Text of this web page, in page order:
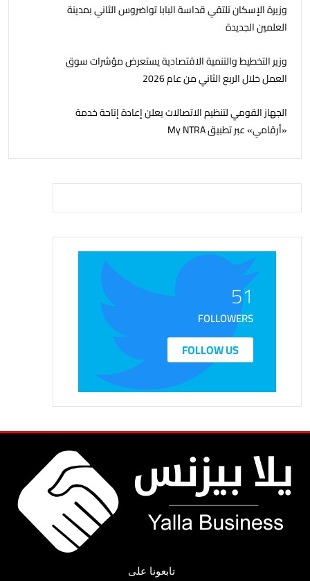
وزيرة الإسكان تلتقي قداسة البابا تواضروس الثاني بمدينة
العلمين الجديدة
وزير التخطيط والتنمية الاقتصادية يستعرض مؤشرات سوق
العمل خلال الربع الثاني من عام 2026
الجهاز القومي لتنظيم الاتصالات يعلن إعادة إتاحة خدمة
«أرقامي» عبر تطبيق My NTRA
51
FOLLOWERS
FOLLOW US
تابعونا على